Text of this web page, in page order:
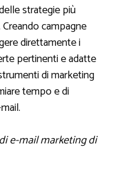
strategie più
campagne
direttamente i
pertinenti e adatte
di marketing
tempo e di
e-mail marketing di